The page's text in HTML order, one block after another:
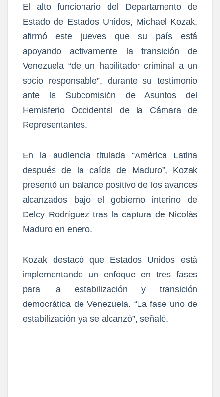
El alto funcionario del Departamento de
Estado de Estados Unidos, Michael Kozak,
afirmó este jueves que su país está
apoyando activamente la transición de
Venezuela “de un habilitador criminal a un
socio responsable”, durante su testimonio
ante la Subcomisión de Asuntos del
Hemisferio Occidental de la Cámara de
Representantes.
En la audiencia titulada “América Latina
después de la caída de Maduro”, Kozak
presentó un balance positivo de los avances
alcanzados bajo el gobierno interino de
Delcy Rodríguez tras la captura de Nicolás
Maduro en enero.
Kozak destacó que Estados Unidos está
implementando un enfoque en tres fases
para la estabilización y transición
democrática de Venezuela. “La fase uno de
estabilización ya se alcanzó”, señaló.